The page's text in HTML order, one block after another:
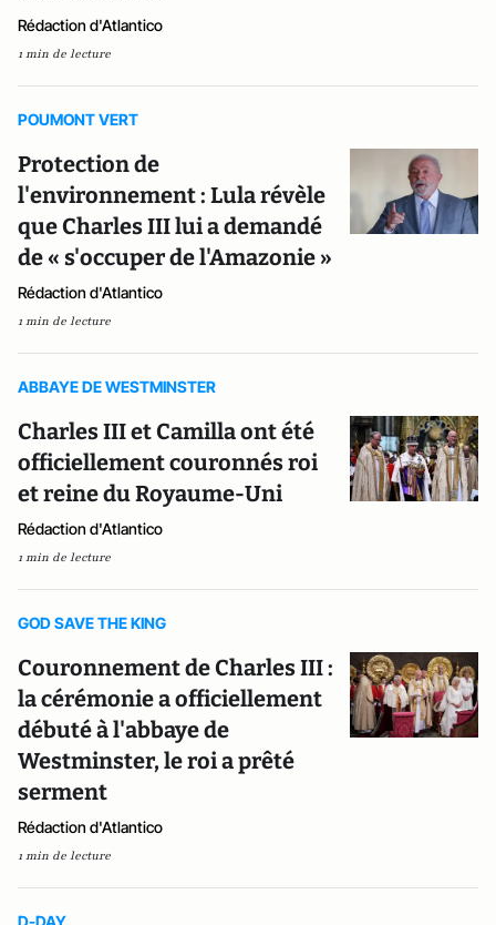
Rédaction d'Atlantico
1 min de lecture
POUMONT VERT
Protection de
l'environnement : Lula révèle
que Charles III lui a demandé
de « s'occuper de l'Amazonie »
Rédaction d'Atlantico
1 min de lecture
ABBAYE DE WESTMINSTER
Charles III et Camilla ont été
officiellement couronnés roi
et reine du Royaume-Uni
Rédaction d'Atlantico
1 min de lecture
GOD SAVE THE KING
Couronnement de Charles III :
la cérémonie a officiellement
débuté à l'abbaye de
Westminster, le roi a prêté
serment
Rédaction d'Atlantico
1 min de lecture
D-DAY